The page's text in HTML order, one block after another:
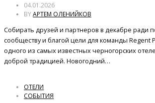
04.01.2026
BYАРТЕМ ОЛЕНИЙКОВ
Собирать друзей и партнеров в декабре ради
сообществу и благой цели для команды Regent
одного из самых известных черногорских
доброй традицией. Новогодний…
ОТЕЛИ
СОБЫТИЯ